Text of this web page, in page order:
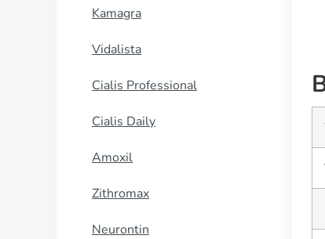
Kamagra
Vidalista
Cialis Professional
Cialis Daily
Amoxil
Zithromax
Neurontin